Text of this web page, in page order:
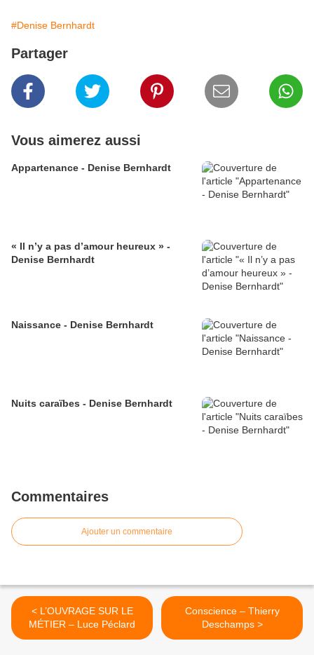
#Denise Bernhardt
Partager
Vous aimerez aussi
Appartenance - Denise Bernhardt
« Il n’y a pas d’amour heureux » -
Denise Bernhardt
Naissance - Denise Bernhardt
Nuits caraïbes - Denise Bernhardt
Commentaires
Ajouter un commentaire
< L’OUVRAGE SUR LE
MÉTIER – Luce Péclard
Conscience – Thierry
Deschamps >